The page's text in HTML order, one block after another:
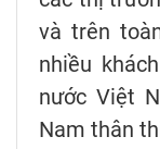
và trên
nhiều
nước Việt
Nam thân